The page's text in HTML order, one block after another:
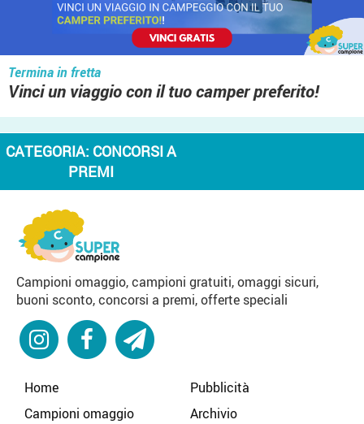
Termina in fretta
Vinci un viaggio con il tuo camper preferito!
CATEGORIA: CONCORSI A
PREMI
Campioni omaggio, campioni gratuiti, omaggi sicuri,
buoni sconto, concorsi a premi, offerte speciali
Home
Campioni omaggio
Pubblicità
Archivio